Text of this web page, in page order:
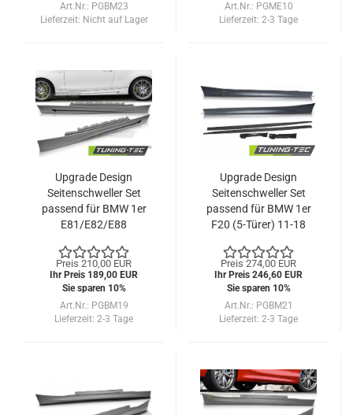
Art.Nr.: PGBM23
Lieferzeit: Nicht auf Lager
Art.Nr.: PGME10
Lieferzeit: 2-3 Tage
Upgrade Design
Seitenschweller Set
passend für BMW 1er
E81/E82/E88
04-13
Preis 210,00 EUR
Ihr Preis 189,00 EUR
Sie sparen 10%
Art.Nr.: PGBM19
Lieferzeit: 2-3 Tage
Upgrade Design
Seitenschweller Set
passend für BMW 1er
F20 (5-Türer) 11-18
Preis 274,00 EUR
Ihr Preis 246,60 EUR
Sie sparen 10%
Art.Nr.: PGBM21
Lieferzeit: 2-3 Tage